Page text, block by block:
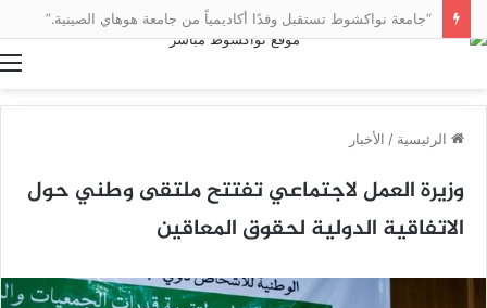
“جامعة نواكشوط تستقبل وفدًا أكاديمياً من جامعة هوهاي الصينية.”
الرئيسية / الأخبار
وزيرة العمل لاجتماعي تفتتح ملتقى وطني حول
الاتفاقية الدولية لحقوق المعاقين